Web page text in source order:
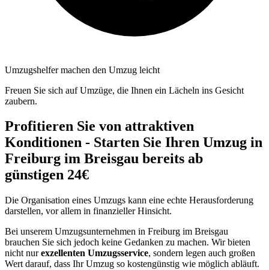
Umzugshelfer machen den Umzug leicht
Freuen Sie sich auf Umzüge, die Ihnen ein Lächeln ins Gesicht
zaubern.
Profitieren Sie von attraktiven
Konditionen - Starten Sie Ihren Umzug in
Freiburg im Breisgau bereits ab
günstigen 24€
Die Organisation eines Umzugs kann eine echte Herausforderung
darstellen, vor allem in finanzieller Hinsicht.
Bei unserem Umzugsunternehmen in Freiburg im Breisgau
brauchen Sie sich jedoch keine Gedanken zu machen. Wir bieten
nicht nurexzellenten Umzugsservice, sondern legen auch großen
Wert darauf, dass Ihr Umzug so kostengünstig wie möglich abläuft.